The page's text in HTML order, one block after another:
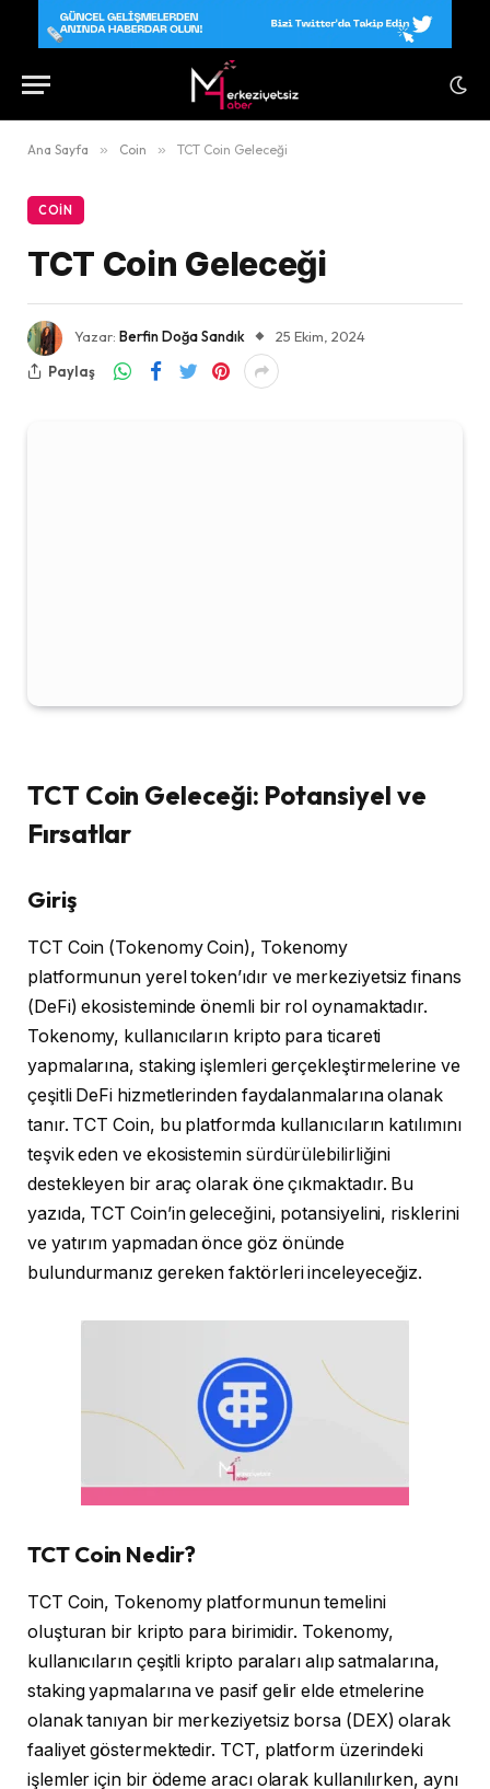
Ana Sayfa » Coin » TCT Coin Geleceği
COIN
TCT Coin Geleceği
Yazar: Berfin Doğa Sandık
25 Ekim, 2024
Paylaş
TCT Coin Geleceği: Potansiyel ve
Fırsatlar
Giriş
TCT Coin (Tokenomy Coin), Tokenomy
platformunun yerel token’ıdır ve merkeziyetsiz finans
(DeFi) ekosisteminde önemli bir rol oynamaktadır.
Tokenomy, kullanıcıların kripto para ticareti
yapmalarına, staking işlemleri gerçekleştirmelerine ve
çeşitli DeFi hizmetlerinden faydalanmalarına olanak
tanır. TCT Coin, bu platformda kullanıcıların katılımını
teşvik eden ve ekosistemin sürdürülebilirliğini
destekleyen bir araç olarak öne çıkmaktadır. Bu
yazıda, TCT Coin’in geleceğini, potansiyelini, risklerini
ve yatırım yapmadan önce göz önünde
bulundurmanız gereken faktörleri inceleyeceğiz.
TCT Coin Nedir?
TCT Coin, Tokenomy platformunun temelini
oluşturan bir kripto para birimidir. Tokenomy,
kullanıcıların çeşitli kripto paraları alıp satmalarına,
staking yapmalarına ve pasif gelir elde etmelerine
olanak tanıyan bir merkeziyetsiz borsa (DEX) olarak
faaliyet göstermektedir. TCT, platform üzerindeki
işlemler için bir ödeme aracı olarak kullanılırken, aynı